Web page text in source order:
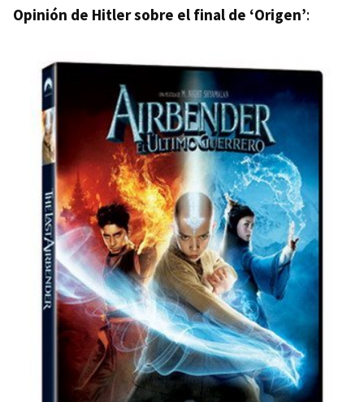
Opinión de Hitler sobre el final de ‘Origen’: